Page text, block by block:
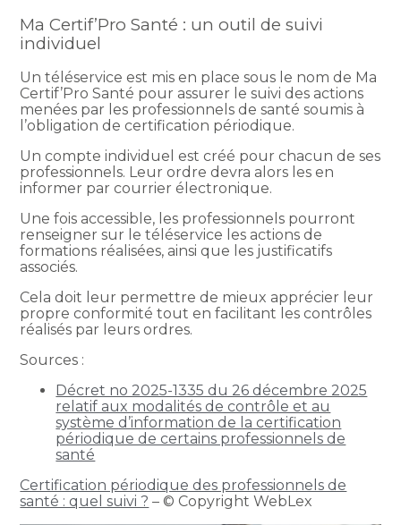
Ma Certif’Pro Santé : un outil de suivi
individuel
Un téléservice est mis en place sous le nom de Ma
Certif’Pro Santé pour assurer le suivi des actions
menées par les professionnels de santé soumis à
l’obligation de certification périodique.
Un compte individuel est créé pour chacun de ses
professionnels. Leur ordre devra alors les en
informer par courrier électronique.
Une fois accessible, les professionnels pourront
renseigner sur le téléservice les actions de
formations réalisées, ainsi que les justificatifs
associés.
Cela doit leur permettre de mieux apprécier leur
propre conformité tout en facilitant les contrôles
réalisés par leurs ordres.
Sources :
Décret no 2025-1335 du 26 décembre 2025
relatif aux modalités de contrôle et au
système d’information de la certification
périodique de certains professionnels de
santé
Certification périodique des professionnels de
santé : quel suivi ? – © Copyright WebLex